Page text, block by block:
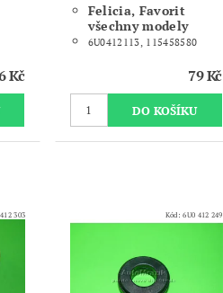
Kč
Felicia, Favorit
všechny modely
6U0412113, 115458580
79 Kč
303 Kód:6U0 412 249